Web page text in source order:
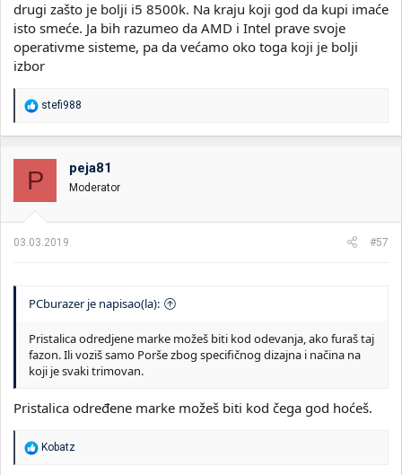
drugi zašto je bolji i5 8500k. Na kraju koji god da kupi imaće
isto smeće. Ja bih razumeo da AMD i Intel prave svoje
operativme sisteme, pa da većamo oko toga koji je bolji
izbor
R
a
o
v
n
:
stefi988
P peja81
Moderator
03.03.2019. #57
PCburazer je napisao(la):
Pristalica odredjene marke možeš biti kod odevanja, ako furaš taj
fazon. Ili voziš samo Porše zbog specifičnog dizajna i načina na
koji je svaki trimovan.
Pristalica određene marke možeš biti kod čega god hoćeš.
RKobatz